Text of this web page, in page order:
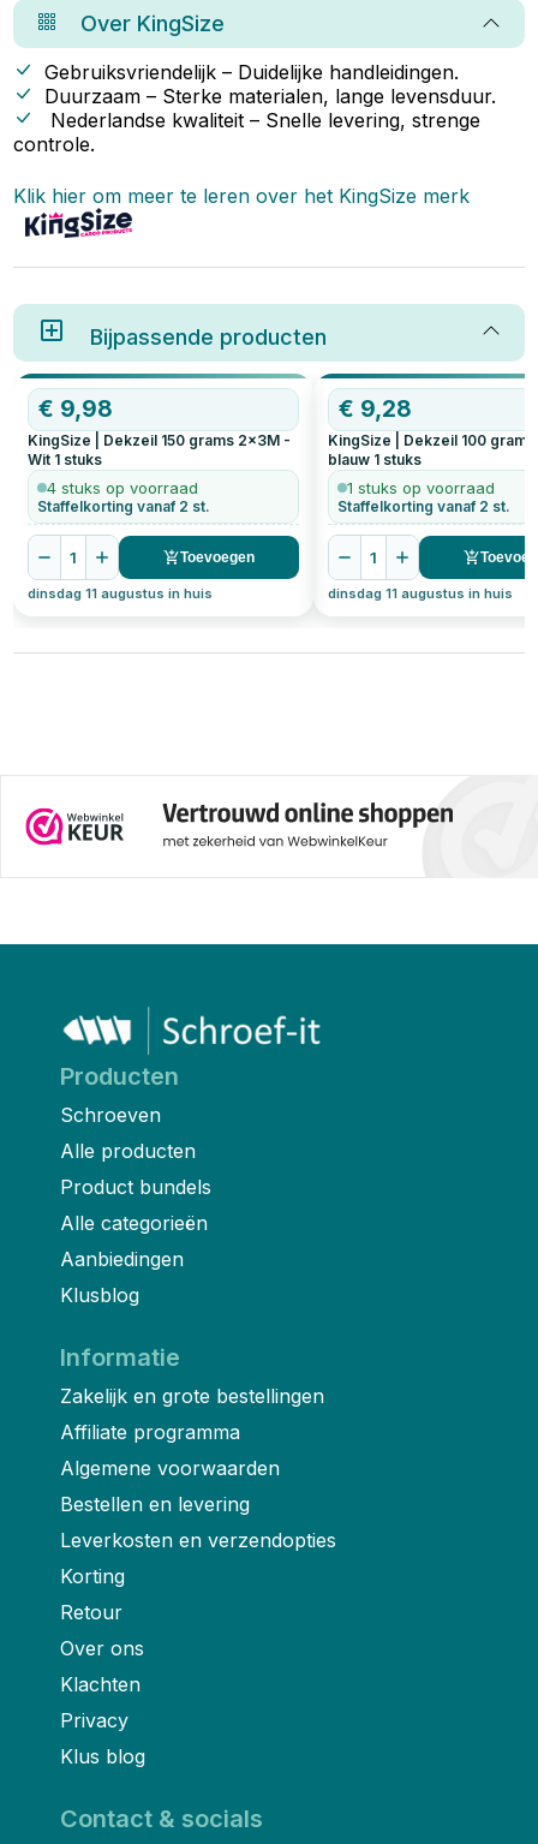
moet letten bij de aanschaf van
een afdekzeil, waarvoor je
afdekzeilen kunt gebruiken én
wat het betekent als er ‘gram per
m² op het label staat.
Over KingSize
Gebruiksvriendelijk – Duidelijke handleidingen.
Duurzaam – Sterke materialen, lange levensduur.
Nederlandse kwaliteit – Snelle levering, strenge
controle.
Klik hier om meer te leren over het KingSize merk
Bijpassende producten
€ 9,98
KingSize | Dekzeil 150 grams 2x3M -
Wit 1 stuks
4 stuks op voorraad
Staffelkorting vanaf 2 st.
1 Toevoegen
dinsdag 11 augustus in huis
€ 9,28
KingSize | Dekzeil 100
blauw 1 stuks
1 stuks op voorraad
Staffelkorting vanaf 2 st.
1
dinsdag 11 augustus in huis
Producten
Schroeven
Alle producten
Product bundels
Alle categorieën
Aanbiedingen
Klusblog
Informatie
Zakelijk en grote bestellingen
Affiliate programma
Algemene voorwaarden
Bestellen en levering
Leverkosten en verzendopties
Korting
Retour
Over ons
Klachten
Privacy
Klus blog
Contact & socials